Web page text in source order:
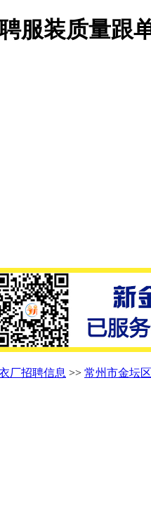
服装质量跟
厂招聘信息 >> 常州市金坛